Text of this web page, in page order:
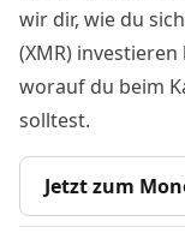
wir dir, wie du
(XMR)
worauf du beim
solltest.
Jetzt zum